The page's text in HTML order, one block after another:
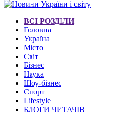
ВСІ РОЗДІЛИ
Головна
Україна
Місто
Світ
Бізнес
Наука
Шоу-бізнес
Спорт
Lifestyle
БЛОГИ ЧИТАЧІВ